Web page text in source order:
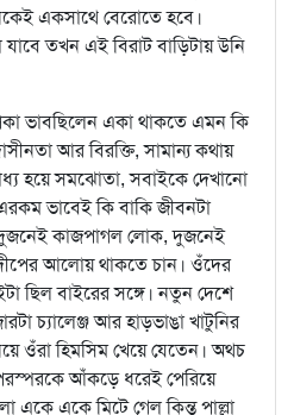
একসাথে বেরোতে হবে।
তখন এই বিরাট বাড়িটায় উনি
ভাবছিলেন একা থাকতে এমন কি
আর বিরক্তি, সামান্য কথায়
হয়ে সমঝোতা, সবাইকে দেখানো
ভাবেই কি বাকি জীবনটা
কাজপাগল লোক, দুজনেই
আলোয় থাকতে চান। ওঁদের
ছিল বাইরের সঙ্গে। নতুন দেশে
চ্যালেঞ্জ আর হাড়ভাঙা খাটুনির
ওঁরা হিমসিম খেয়ে যেতেন। অথচ
আঁকড়ে ধরেই পেরিয়ে
একে একে মিটে গেল কিন্তু পাল্লা